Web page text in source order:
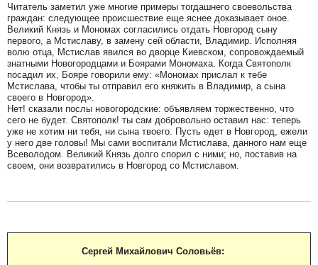
Читатель заметил уже многие примеры тогдашнего своевольства
граждан: следующее происшествие еще яснее доказывает оное.
Великий Князь и Мономах согласились отдать Новгород сыну
первого, а Мстиславу, в замену сей области, Владимир. Исполняя
волю отца, Мстислав явился во дворце Киевском, сопровождаемый
знатными Новогородцами и Боярами Мономаха. Когда Святополк
посадил их, Бояре говорили ему: «Мономах прислал к тебе
Мстислава, чтобы ты отправил его княжить в Владимир, а сына
своего в Новгород».
Нет! сказали послы новогородские: объявляем торжественно, что
сего не будет. Святополк! ты сам добровольно оставил нас: теперь
уже не хотим ни тебя, ни сына твоего. Пусть едет в Новгород, ежели
у него две головы! Мы сами воспитали Мстислава, данного нам еще
Всеволодом. Великий Князь долго спорил с ними; но, поставив на
своем, они возвратились в Новгород со Мстиславом.
Сергей Михайлович Соловьёв: